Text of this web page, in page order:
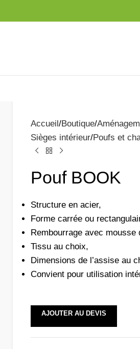
Accueil Boutique
Sièges intérieur Poufs et
Pouf BOOK
Structure en acier,
Forme carrée ou
Rembourrage avec mousse
Tissu au choix,
Dimensions de l’assise au
Convient pour utilisation
AJOUTER AU DEVIS